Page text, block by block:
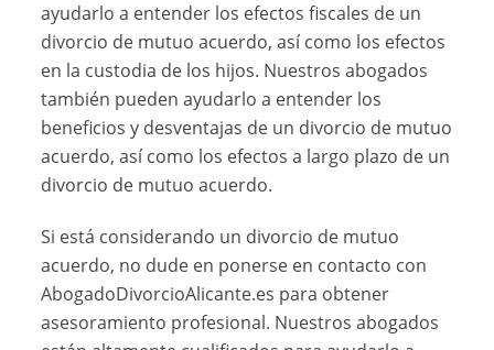
ayudarlo a entender los efectos fiscales de un
divorcio de mutuo acuerdo, así como los efectos
en la custodia de los hijos. Nuestros abogados
también pueden ayudarlo a entender los
beneficios y desventajas de un divorcio de mutuo
acuerdo, así como los efectos a largo plazo de un
divorcio de mutuo acuerdo.
Si está considerando un divorcio de mutuo
acuerdo, no dude en ponerse en contacto con
AbogadoDivorcioAlicante.es para obtener
asesoramiento profesional. Nuestros abogados